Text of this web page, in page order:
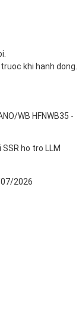
khi hanh dong.
WB HFNWB35 -
ho tro LLM
2026